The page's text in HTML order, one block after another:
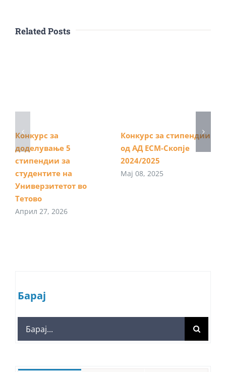
Related Posts
Конкурс за
доделување 5
стипендии за
студентите на
Универзитетот во
Тетово
Април 27, 2026
Конкурс за стипендии
од АД ЕСМ-Скопје
2024/2025
Мај 08, 2025
Барај
Search
for: